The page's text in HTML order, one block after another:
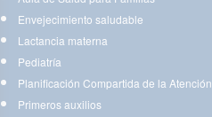
Envejecimiento saludable
Lactancia materna
Pediatría
Planificación Compartida de la Atención
Primeros auxilios